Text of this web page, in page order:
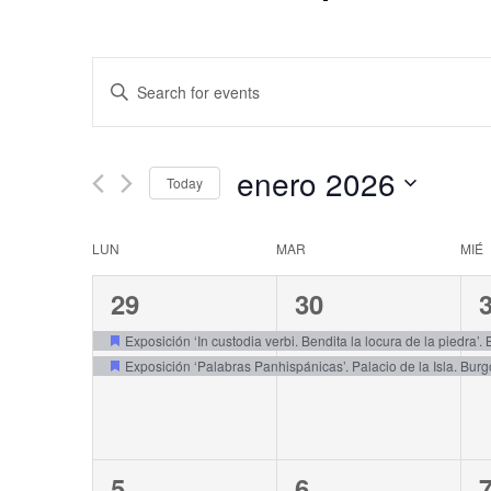
Events
Search
and
Views
Navigation
Enter
Keyword.
Search
Events
Keyword.
Today enero 2026
date.
Calendar
of
Events
LUN MAR MIÉ
2
events,
29
Exposición ‘In custodia verbi. Bendita la locura de la piedra’.
Exposición ‘Palabras Panhispánicas’. Palacio de la Isla.
2
events,
30
2